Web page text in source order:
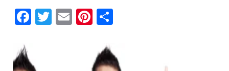
Facebook
Twitter
EmailPinterest